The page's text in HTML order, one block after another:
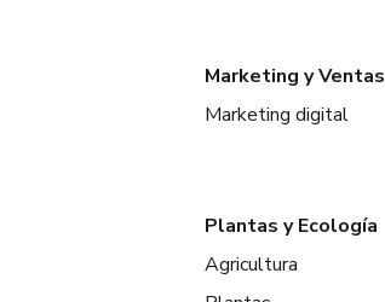
Marketing y Ventas
Marketing digital
Plantas y Ecología
Agricultura